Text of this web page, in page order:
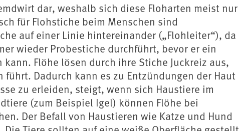
dar, weshalb sich diese Floharten meist nur
für Flohstiche beim Menschen sind
auf einer Linie hintereinander („Flohleiter“), da
wieder Probestiche durchführt, bevor er ein
Flöhe lösen durch ihre Stiche Juckreiz aus,
Dadurch kann es zu Entzündungen der Haut
zu erleiden, steigt, wenn sich Haustiere im
(zum Beispiel Igel) können Flöhe bei
Der Befall von Haustieren wie Katze und Hund